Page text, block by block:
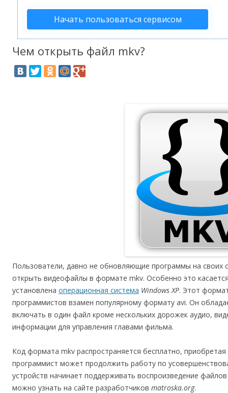
Начать пользоваться сервисом
Чем открыть файл mkv?
Пользователи, давно не обновляющие программы на своих
открыть видеофайлы в формате mkv. Особенно это
установлена операционная система Windows XP. Этот
программистов взамен популярному формату avi. Он
включать в один файл кроме нескольких дорожек аудио,
информации для управления главами фильма.
Код формата mkv распространяется бесплатно,
программист может продолжить работу по
устройств начинает поддерживать воспроизведение
можно узнать на сайте разработчиков matroska.org.